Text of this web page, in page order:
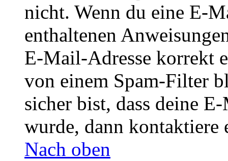
nicht. Wenn du eine E-
enthaltenen
E-Mail-Adresse korrekt
von einem Spam-Filter
sicher bist, dass deine
wurde, dann kontaktiere
Nach oben